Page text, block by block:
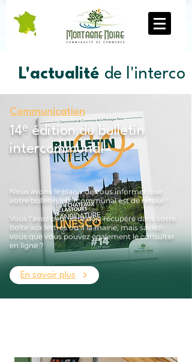
L'actualité de l'interco
Nous avons le plaisir de vous informer que
votre bulletin intercommunal est de retour !
Vous l’avez peut-être déjà récupéré dans votre
boîte aux lettres ou à la mairie, mais saviez-
vous que vous pouvez également le consulter
en ligne ?
En savoir plus
14ᵉ édition du bulletin
intercommunal
Communication